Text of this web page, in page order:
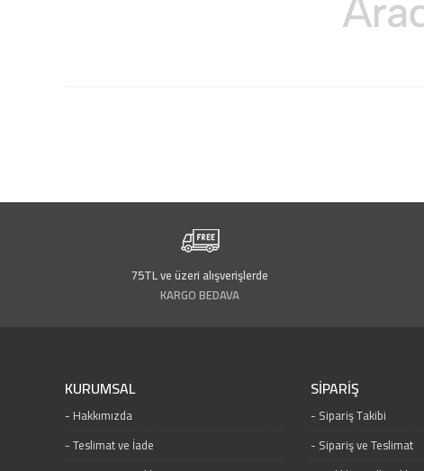
75TL ve üzeri alışverişlerde
KARGO BEDAVA
KURUMSAL
Hakkımızda
Teslimat ve İade
SİPARİŞ
Sipariş Takibi
Sipariş ve Teslimat